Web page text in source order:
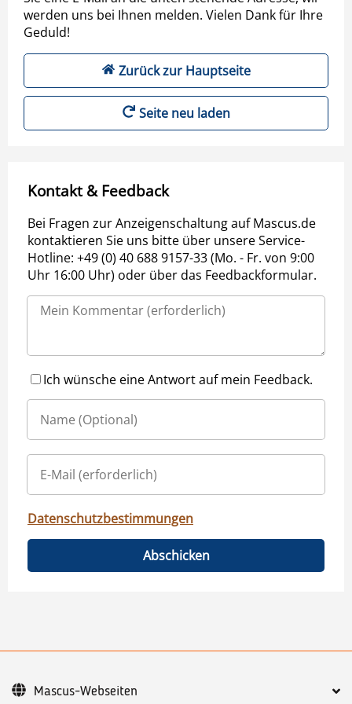
werden uns bei Ihnen melden. Vielen Dank für Ihre
Geduld!
Zurück zur Hauptseite
Seite neu laden
Kontakt & Feedback
Bei Fragen zur Anzeigenschaltung auf Mascus.de
kontaktieren Sie uns bitte über unsere Service-
Hotline: +49 (0) 40 688 9157-33 (Mo. - Fr. von 9:00
Uhr 16:00 Uhr) oder über das Feedbackformular.
Ich wünsche eine Antwort auf mein Feedback.
Datenschutzbestimmungen
Abschicken
Mascus-Webseiten